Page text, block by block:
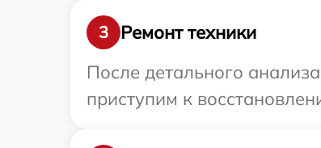
3
Ремонт техники
После детального
приступим к